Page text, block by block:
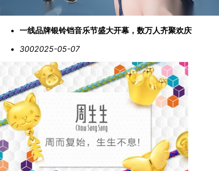
一线品牌银铃铛音乐节盛大开幕，数万人齐聚欢庆
3002025-05-07